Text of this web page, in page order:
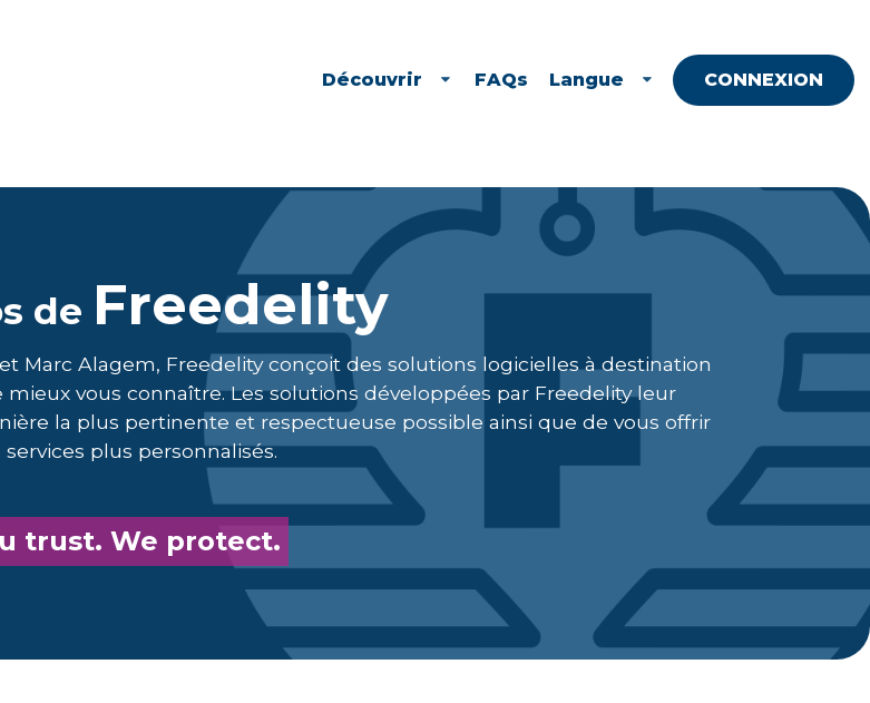
Découvrir FAQs Langue CONNEXION
de Freedelity
Marc Alagem, Freedelity conçoit des solutions logicielles à destination
vous connaître. Les solutions développées par Freedelity leur
la plus pertinente et respectueuse possible ainsi que de vous offrir
services plus personnalisés.
trust. We protect.